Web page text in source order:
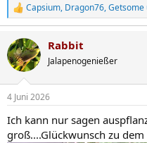
R
e
k
t
i
e
:
Capsium, Dragon76,Getsome
Rabbit
Jalapenogenießer
4 Juni 2026
Ich kann nur sagen
groß....Glückwunsch zu dem